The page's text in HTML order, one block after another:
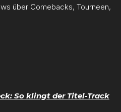
über Comebacks, Tourneen,
So klingt der Titel-Track